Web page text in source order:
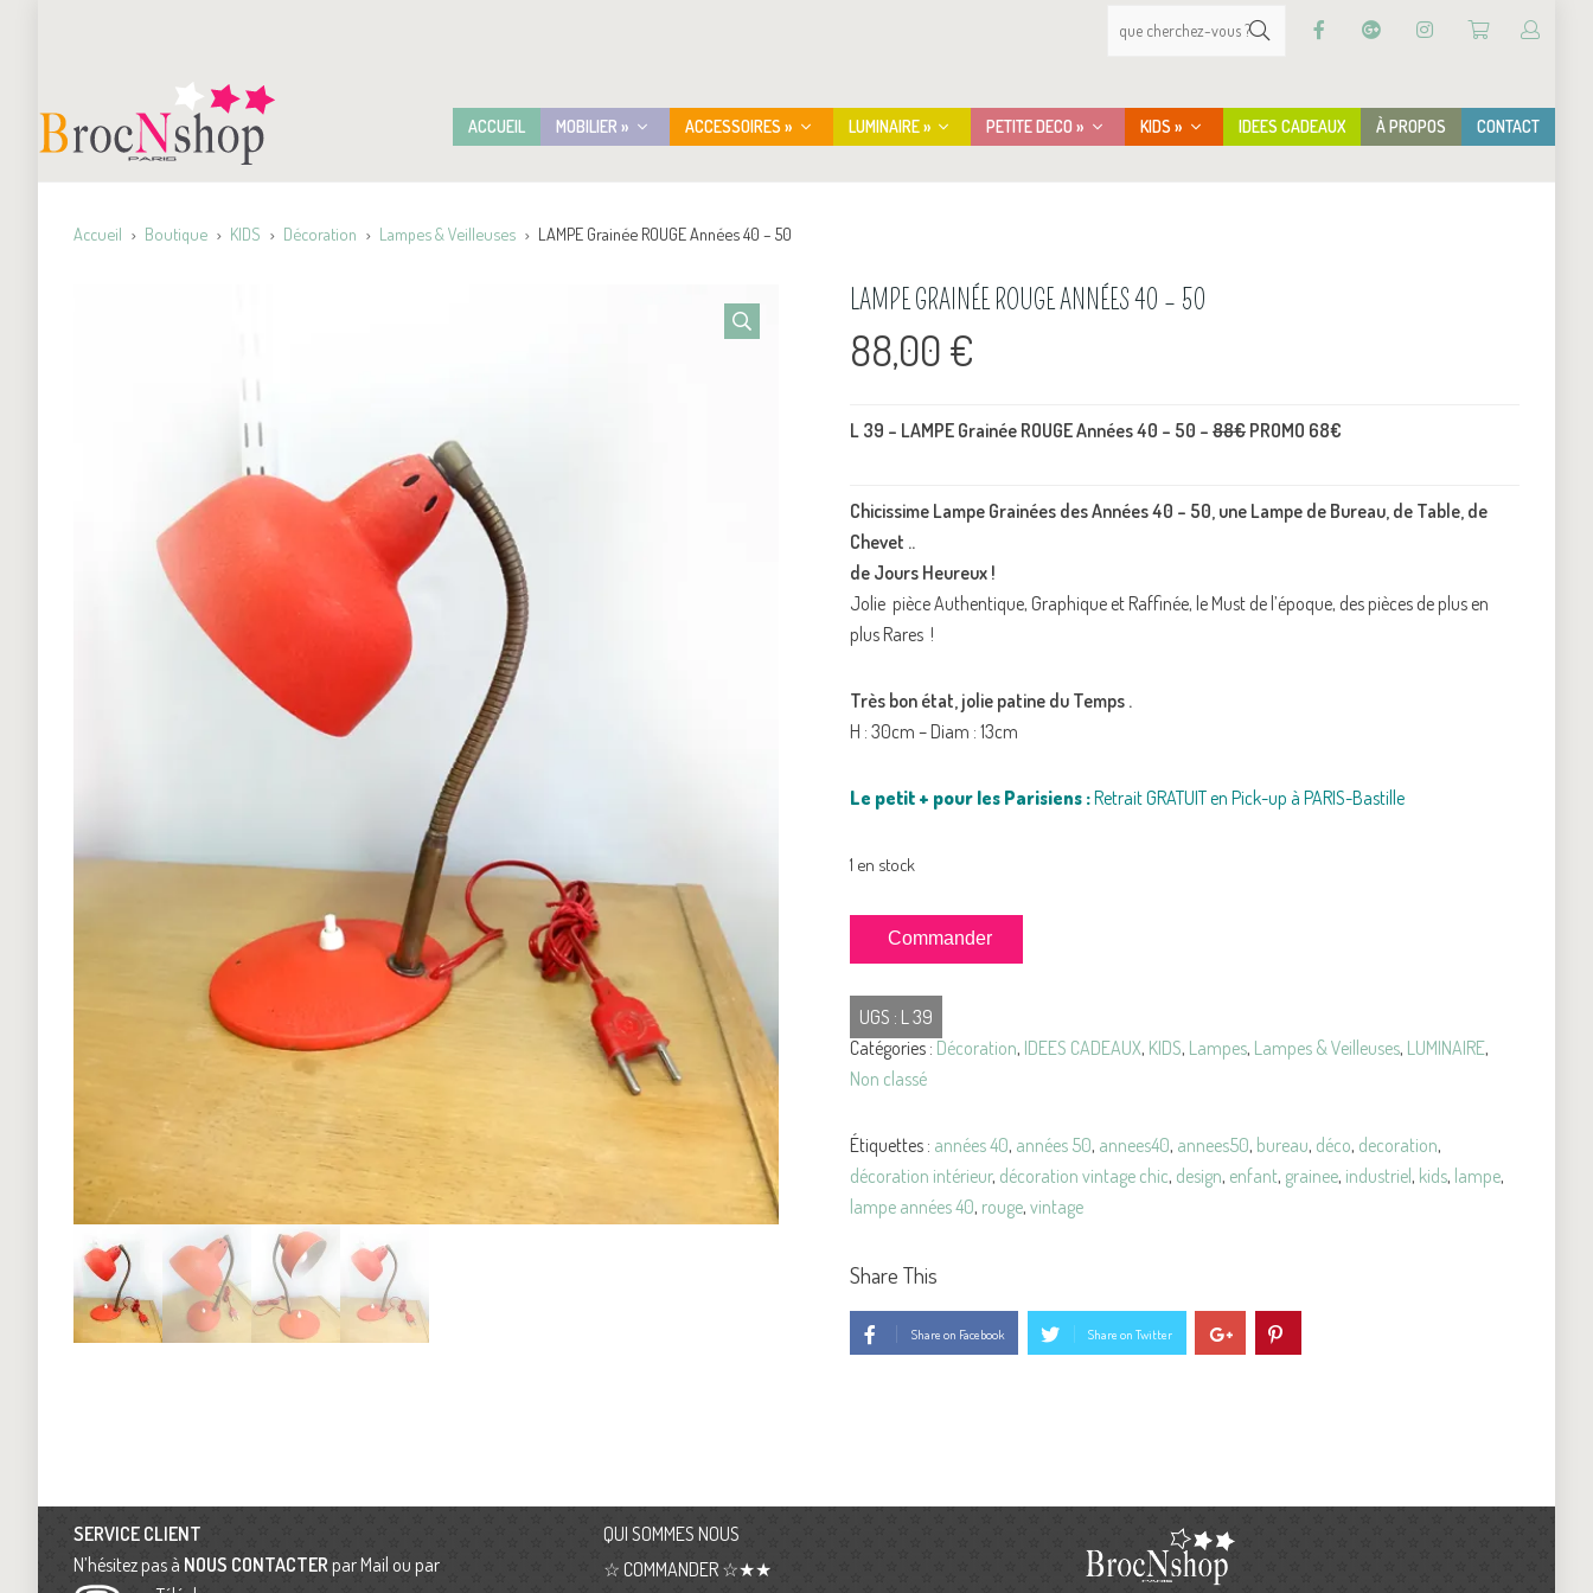
ACCUEIL MOBILIER » ACCESSOIRES » LUMINAIRE » PETITE DECO » KIDS » IDEES CADEAUX À PROPOS CONTACT
Accueil Boutique KIDS Décoration Lampes & Veilleuses LAMPE Grainée ROUGE Années 40 – 50
LAMPE GRAINÉE ROUGE ANNÉES 40 – 50
88,00 €
L 39 – LAMPE Grainée ROUGE Années 40 – 50 – 88€ PROMO 68€
Chicissime Lampe Grainées des Années 40 – 50, une Lampe de Bureau, de Table, de
Chevet ..
de Jours Heureux !
Jolie pièce Authentique, Graphique et Raffinée, le Must de l’époque, des pièces de plus en
plus Rares !
Très bon état, jolie patine du Temps .
H : 30cm – Diam : 13cm
Le petit + pour les Parisiens :Retrait GRATUIT en Pick-up à PARIS-Bastille
1 en stock
quantité
de
LAMPE
Grainée
ROUGE
Années
-
50
Commander
UGS : L 39
Catégories : Décoration, IDEES CADEAUX, KIDS, Lampes, Lampes & Veilleuses, LUMINAIRE,
Non classé
Étiquettes : années 40, années 50, annees40, annees50, bureau, déco, decoration,
décoration intérieur, décoration vintage chic, design, enfant, grainee, industriel, kids, lampe,
lampe années 40, rouge, vintage
Share This
Share on Facebook Share on Twitter
SERVICE CLIENT
N’hésitez pas à NOUS CONTACTER par Mail ou par
QUI SOMMES NOUS
☆ COMMANDER ☆★★